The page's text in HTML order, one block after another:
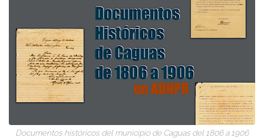
Documentos históricos del municipio de Caguas del 1806 a 1906